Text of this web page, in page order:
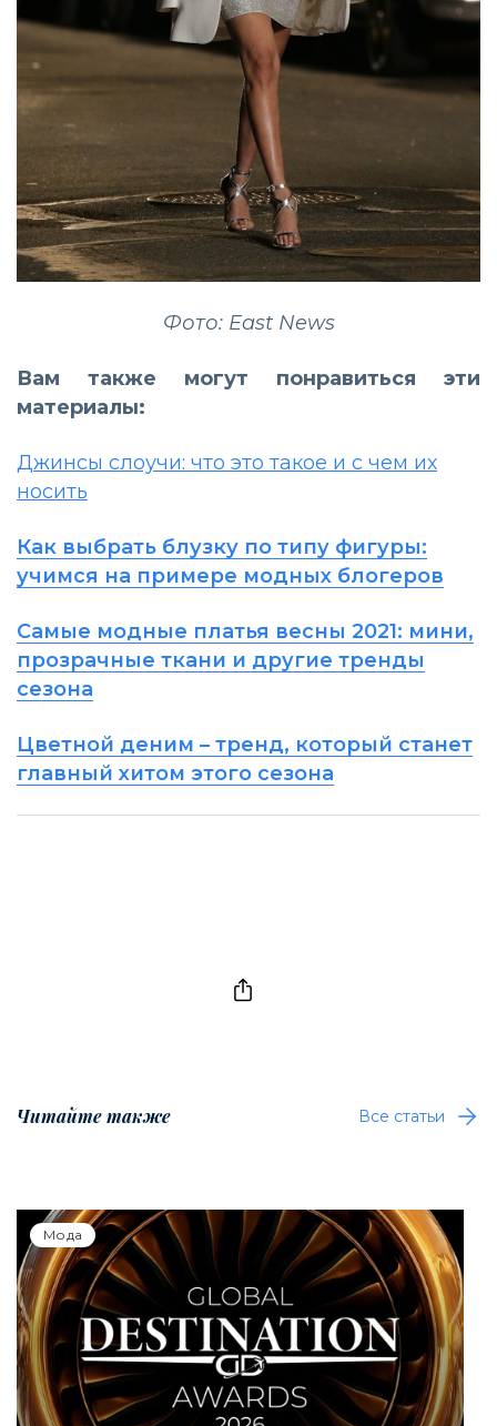
Фото: East News
Вам также могут понравиться эти
материалы:
Джинсы слоучи: что это такое и с чем их
носить
Как выбрать блузку по типу фигуры:
учимся на примере модных блогеров
Самые модные платья весны 2021: мини,
прозрачные ткани и другие тренды
сезона
Цветной деним – тренд, который станет
главный хитом этого сезона
Читайте также Все статьи